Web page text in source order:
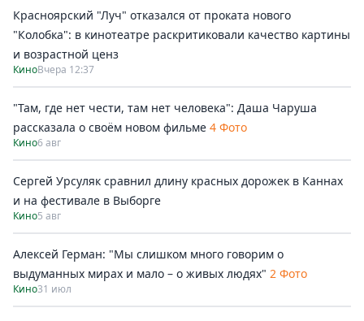
Красноярский "Луч" отказался от проката нового
"Колобка": в кинотеатре раскритиковали качество картины
и возрастной ценз
КиноВчера 12:37
"Там, где нет чести, там нет человека": Даша Чаруша
рассказала о своём новом фильме 4 Фото
Кино6 авг
Сергей Урсуляк сравнил длину красных дорожек в Каннах
и на фестивале в Выборге
Кино5 авг
Алексей Герман: "Мы слишком много говорим о
выдуманных мирах и мало – о живых людях" 2 Фото
Кино31 июл